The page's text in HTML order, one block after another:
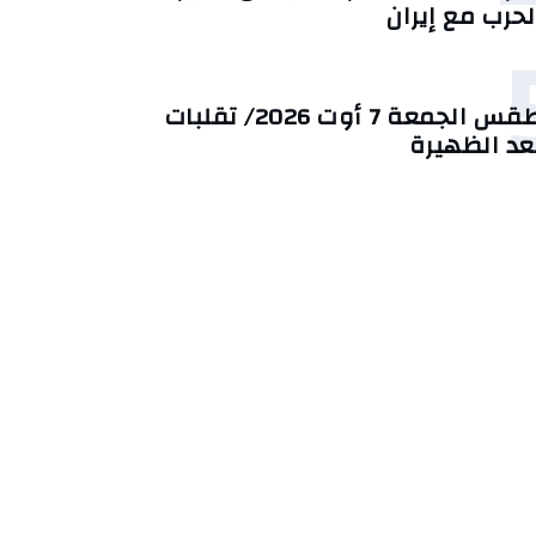
مع إيران
طقس الجمعة 7 أوت 2026/ تقلبات
الظهيرة